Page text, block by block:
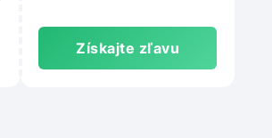
Získajte zľavu